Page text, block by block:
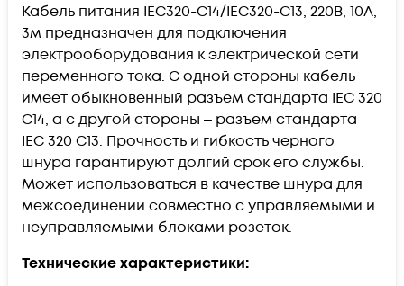
Кабель питания IEC320-C14/IEC320-C13, 220B, 10А,
3м предназначен для подключения
электрооборудования к электрической сети
переменного тока. С одной стороны кабель
имеет обыкновенный разъем стандарта IEC 320
C14, а с другой стороны ‒ разъем стандарта
IEC 320 C13. Прочность и гибкость черного
шнура гарантируют долгий срок его службы.
Может использоваться в качестве шнура для
межсоединений совместно с управляемыми и
неуправляемыми блоками розеток.
Технические характеристики: